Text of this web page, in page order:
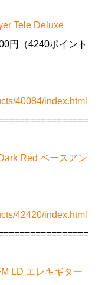
Tele Deluxe
円（4240ポイント
40084/index.html
Red ベースアン
42420/index.html
LD エレキギター